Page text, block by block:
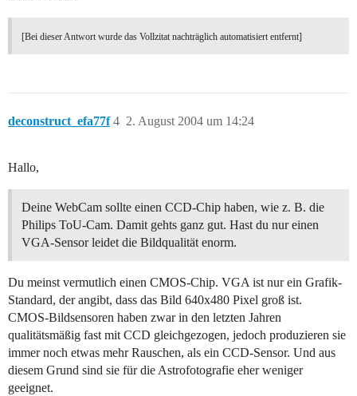
[Bei dieser Antwort wurde das Vollzitat nachträglich automatisiert entfernt]
deconstruct_efa77f 2. August 2004 um 14:24
4
Hallo,
Deine WebCam sollte einen CCD-Chip haben, wie z. B. die
Philips ToU-Cam. Damit gehts ganz gut. Hast du nur einen
VGA-Sensor leidet die Bildqualität enorm.
Du meinst vermutlich einen CMOS-Chip. VGA ist nur ein Grafik-
Standard, der angibt, dass das Bild 640x480 Pixel groß ist.
CMOS-Bildsensoren haben zwar in den letzten Jahren
qualitätsmäßig fast mit CCD gleichgezogen, jedoch produzieren sie
immer noch etwas mehr Rauschen, als ein CCD-Sensor. Und aus
diesem Grund sind sie für die Astrofotografie eher weniger
geeignet.